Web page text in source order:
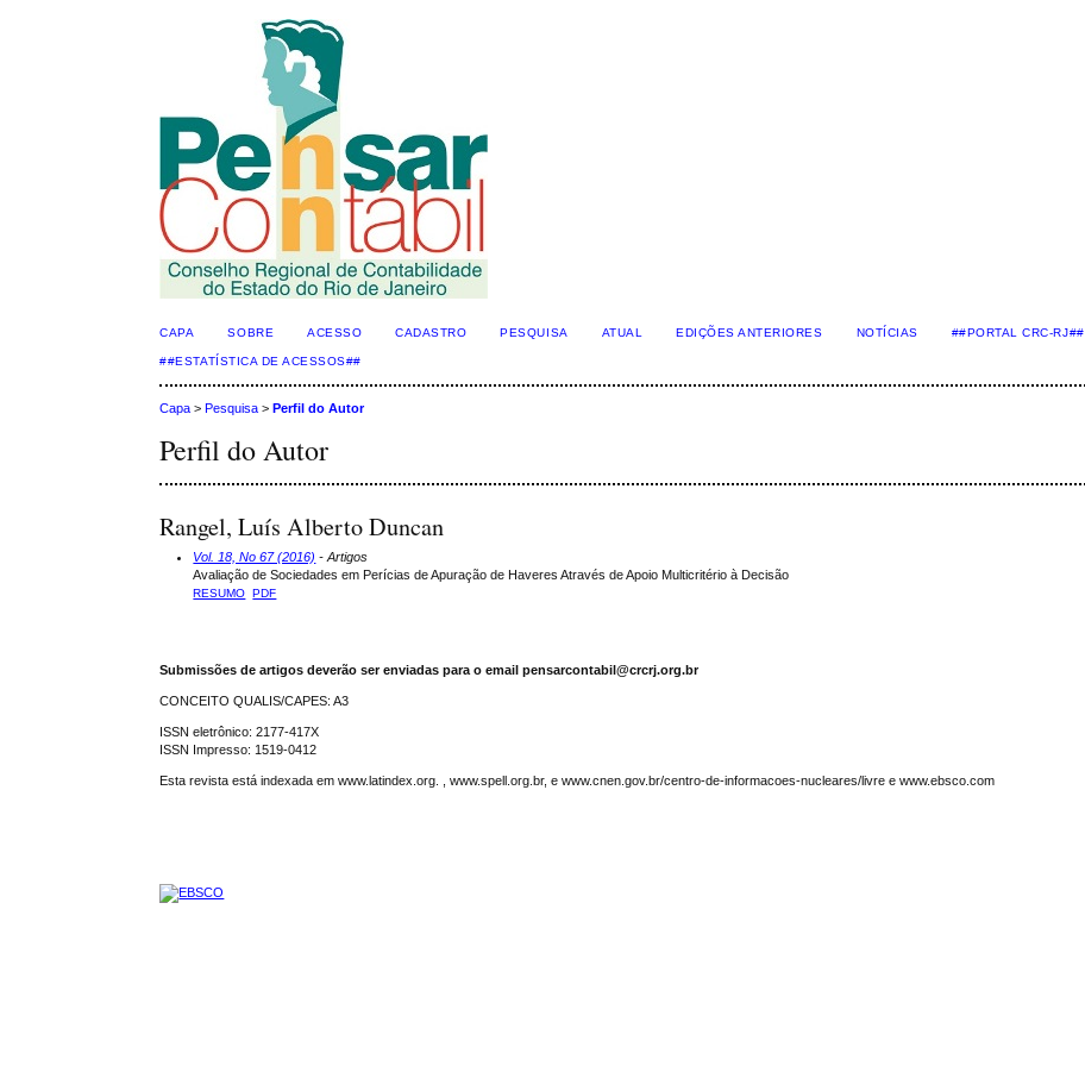
CAPA SOBRE ACESSO CADASTRO PESQUISA ATUAL EDIÇÕES ANTERIORES NOTÍCIAS ##PORTAL CRC-RJ##
##ESTATÍSTICA DE ACESSOS##
Capa >Pesquisa >Perfil do Autor
Perfil do Autor
Rangel, Luís Alberto Duncan
Vol. 18, No 67 (2016) - Artigos
Avaliação de Sociedades em Perícias de Apuração de Haveres Através de Apoio Multicritério à Decisão
RESUMO PDF
Submissões de artigos deverão ser enviadas para o email pensarcontabil@crcrj.org.br
CONCEITO QUALIS/CAPES: A3
ISSN eletrônico: 2177-417X
ISSN Impresso: 1519-0412
Esta revista está indexada em www.latindex.org. , www.spell.org.br, e www.cnen.gov.br/centro-de-informacoes-nucleares/livre e www.ebsco.com